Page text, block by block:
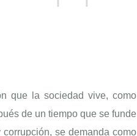
que la sociedad vive, como
de un tiempo que se funde
se demanda como